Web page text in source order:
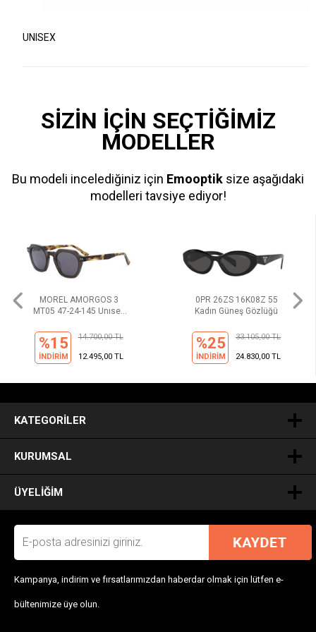
UNISEX
SİZİN İÇİN SEÇTİĞİMİZ
MODELLER
Bu modeli incelediğiniz için Emooptik size aşağıdaki
modelleri tavsiye ediyor!
MOREL AMORGOS 3
MT05 47-24-145 Unısex
%15
İNDİRİM
14.700,00 TL
12.495,00 TL
0PR 26ZS 16K08Z 55
Kadın Güneş Gözlüğü
%25
İNDİRİM
33.105,00 TL
24.830,00 TL
KATEGORILER
KURUMSAL
ÜYELIĞIM
Kampanya, indirim ve fırsatlarımızdan haberdar olmak için lütfen e-
bültenimize üye olun.